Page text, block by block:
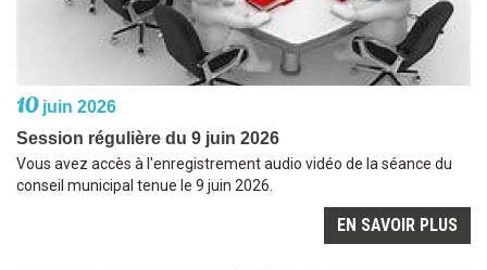
10juin 2026
Session régulière du 9 juin 2026
Vous avez accès à l'enregistrement audio vidéo de la séance du
conseil municipal tenue le 9 juin 2026.
EN SAVOIR PLUS